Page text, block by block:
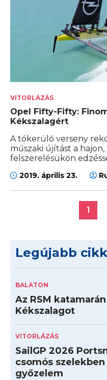
VITORLÁZÁS
Opel Fifty-Fifty:
Kékszalagért
A tókerülő verseny
műszaki újítást a
felszerelésükön
2019. április 23.
1
Legújabb
BALATON
Az RSM
Kékszalagot
VITORLÁZÁS
SailGP 2026
csomós
győzelem